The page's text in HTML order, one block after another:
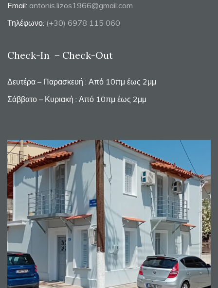
Email: antonis.lizos1966@gmail.com
Τηλέφωνο: (+30) 6978 115 060
Check-In – Check-Out
Δευτέρα – Παρασκευή : Από 10πμ έως 2μμ
Σάββατο – Κυριακή : Από 10πμ έως 2μμ